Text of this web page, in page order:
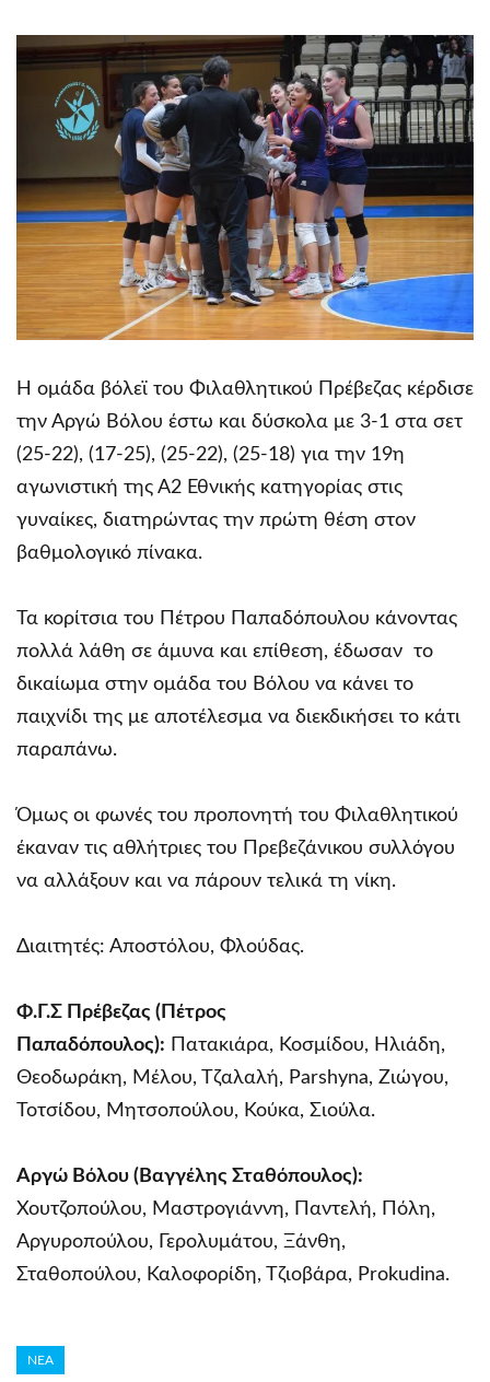
Η ομάδα βόλεϊ του Φιλαθλητικού Πρέβεζας κέρδισε
την Αργώ Βόλου έστω και δύσκολα με 3-1 στα σετ
(25-22), (17-25), (25-22), (25-18) για την 19η
αγωνιστική της Α2 Εθνικής κατηγορίας στις
γυναίκες, διατηρώντας την πρώτη θέση στον
βαθμολογικό πίνακα.
Τα κορίτσια του Πέτρου Παπαδόπουλου κάνοντας
πολλά λάθη σε άμυνα και επίθεση, έδωσαν το
δικαίωμα στην ομάδα του Βόλου να κάνει το
παιχνίδι της με αποτέλεσμα να διεκδικήσει το κάτι
παραπάνω.
Όμως οι φωνές του προπονητή του Φιλαθλητικού
έκαναν τις αθλήτριες του Πρεβεζάνικου συλλόγου
να αλλάξουν και να πάρουν τελικά τη νίκη.
Διαιτητές: Αποστόλου, Φλούδας.
Φ.Γ.Σ Πρέβεζας (Πέτρος
Παπαδόπουλος): Πατακιάρα, Κοσμίδου, Ηλιάδη,
Θεοδωράκη, Μέλου, Τζαλαλή, Parshyna, Ζιώγου,
Τοτσίδου, Μητσοπούλου, Κούκα, Σιούλα.
Αργώ Βόλου (Βαγγέλης Σταθόπουλος):
Χουτζοπούλου, Μαστρογιάννη, Παντελή, Πόλη,
Αργυροπούλου, Γερολυμάτου, Ξάνθη,
Σταθοπούλου, Καλοφορίδη, Τζιοβάρα, Prokudina.
ΝΕΑ